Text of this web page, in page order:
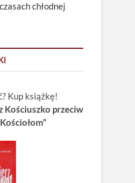
chłodnej
Kup książkę!
Kościuszko przeciw